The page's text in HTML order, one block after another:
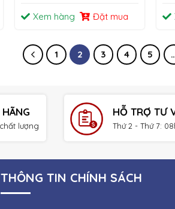
Xem hàng Đặt mua
1 2 3 4 5
lượng
HỖ TRỢ TƯ
Thứ 2 - Thứ 7:
THÔNG TIN CHÍNH SÁCH